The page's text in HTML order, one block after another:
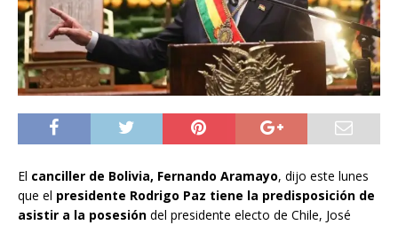
El canciller de Bolivia, Fernando Aramayo, dijo este lunes
que el presidente Rodrigo Paz tiene la predisposición de
asistir a la posesión del presidente electo de Chile, José